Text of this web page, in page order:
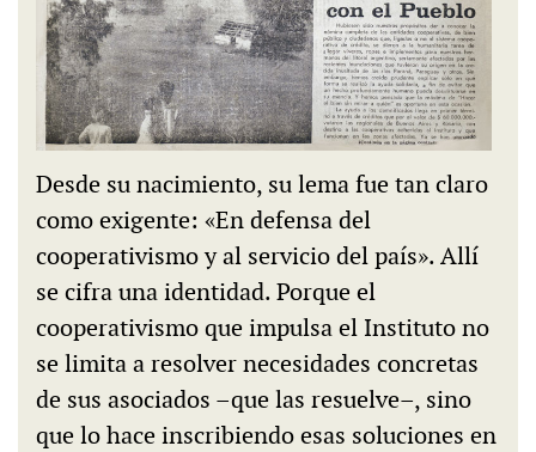
Desde su nacimiento, su lema fue tan claro
como exigente: «En defensa del
cooperativismo y al servicio del país». Allí
se cifra una identidad. Porque el
cooperativismo que impulsa el Instituto no
se limita a resolver necesidades concretas
de sus asociados –que las resuelve–, sino
que lo hace inscribiendo esas soluciones en